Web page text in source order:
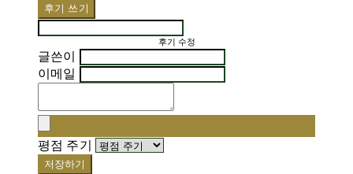
후기 쓰기
후기 수정
글쓴이
이메일
평점 주기
저장하기